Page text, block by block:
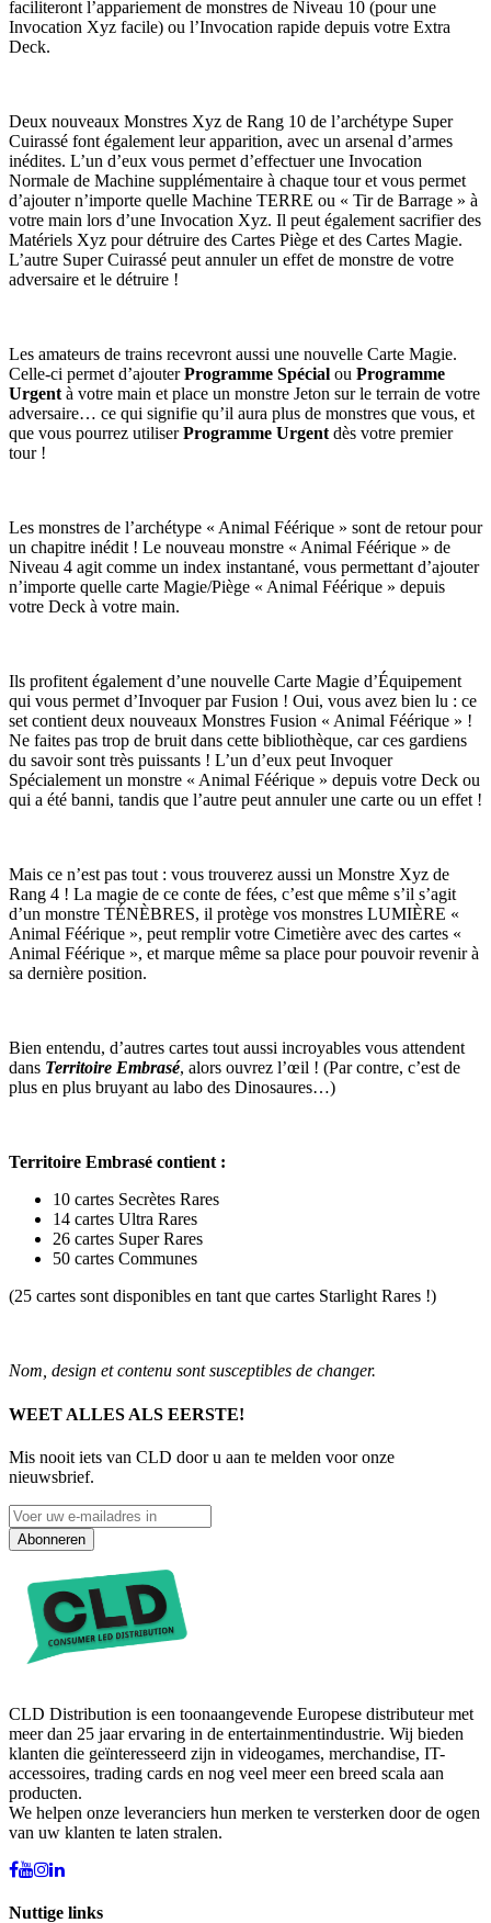
faciliteront l’appariement de monstres de Niveau 10 (pour une
Invocation Xyz facile) ou l’Invocation rapide depuis votre Extra
Deck.
Deux nouveaux Monstres Xyz de Rang 10 de l’archétype Super
Cuirassé font également leur apparition, avec un arsenal d’armes
inédites. L’un d’eux vous permet d’effectuer une Invocation
Normale de Machine supplémentaire à chaque tour et vous permet
d’ajouter n’importe quelle Machine TERRE ou « Tir de Barrage » à
votre main lors d’une Invocation Xyz. Il peut également sacrifier des
Matériels Xyz pour détruire des Cartes Piège et des Cartes Magie.
L’autre Super Cuirassé peut annuler un effet de monstre de votre
adversaire et le détruire !
Les amateurs de trains recevront aussi une nouvelle Carte Magie.
Celle-ci permet d’ajouterProgramme Spécial ou Programme
Urgent à votre main et place un monstre Jeton sur le terrain de votre
adversaire… ce qui signifie qu’il aura plus de monstres que vous, et
que vous pourrez utiliserProgramme Urgent dès votre premier
tour !
Les monstres de l’archétype « Animal Féérique » sont de retour pour
un chapitre inédit ! Le nouveau monstre « Animal Féérique » de
Niveau 4 agit comme un index instantané, vous permettant d’ajouter
n’importe quelle carte Magie/Piège « Animal Féérique » depuis
votre Deck à votre main.
Ils profitent également d’une nouvelle Carte Magie d’Équipement
qui vous permet d’Invoquer par Fusion ! Oui, vous avez bien lu : ce
set contient deux nouveaux Monstres Fusion « Animal Féérique » !
Ne faites pas trop de bruit dans cette bibliothèque, car ces gardiens
du savoir sont très puissants ! L’un d’eux peut Invoquer
Spécialement un monstre « Animal Féérique » depuis votre Deck ou
qui a été banni, tandis que l’autre peut annuler une carte ou un effet !
Mais ce n’est pas tout : vous trouverez aussi un Monstre Xyz de
Rang 4 ! La magie de ce conte de fées, c’est que même s’il s’agit
d’un monstre TÉNÈBRES, il protège vos monstres LUMIÈRE «
Animal Féérique », peut remplir votre Cimetière avec des cartes «
Animal Féérique », et marque même sa place pour pouvoir revenir à
sa dernière position.
Bien entendu, d’autres cartes tout aussi incroyables vous attendent
dans Territoire Embrasé, alors ouvrez l’œil ! (Par contre, c’est de
plus en plus bruyant au labo des Dinosaures…)
Territoire Embrasé contient :
10 cartes Secrètes Rares
14 cartes Ultra Rares
26 cartes Super Rares
50 cartes Communes
(25 cartes sont disponibles en tant que cartes Starlight Rares !)
Nom, design et contenu sont susceptibles de changer.
WEET ALLES ALS EERSTE!
Mis nooit iets van CLD door u aan te melden voor onze
nieuwsbrief.
Abonneren
CLD Distribution is een toonaangevende Europese distributeur met
meer dan 25 jaar ervaring in de entertainmentindustrie. Wij bieden
klanten die geïnteresseerd zijn in videogames, merchandise, IT-
accessoires, trading cards en nog veel meer een breed scala aan
producten.
We helpen onze leveranciers hun merken te versterken door de ogen
van uw klanten te laten stralen.
Nuttige links